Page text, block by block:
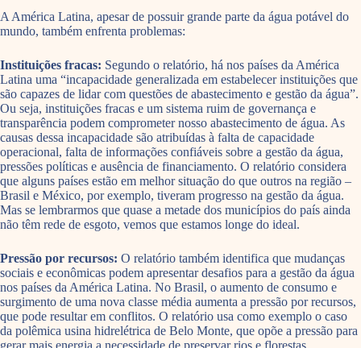
A América Latina, apesar de possuir grande parte da água potável do
mundo, também enfrenta problemas:
Instituições fracas: Segundo o relatório, há nos países da América
Latina uma “incapacidade generalizada em estabelecer instituições que
são capazes de lidar com questões de abastecimento e gestão da água”.
Ou seja, instituições fracas e um sistema ruim de governança e
transparência podem comprometer nosso abastecimento de água. As
causas dessa incapacidade são atribuídas à falta de capacidade
operacional, falta de informações confiáveis sobre a gestão da água,
pressões políticas e ausência de financiamento. O relatório considera
que alguns países estão em melhor situação do que outros na região –
Brasil e México, por exemplo, tiveram progresso na gestão da água.
Mas se lembrarmos que quase a metade dos municípios do país ainda
não têm rede de esgoto, vemos que estamos longe do ideal.
Pressão por recursos: O relatório também identifica que mudanças
sociais e econômicas podem apresentar desafios para a gestão da água
nos países da América Latina. No Brasil, o aumento de consumo e
surgimento de uma nova classe média aumenta a pressão por recursos,
que pode resultar em conflitos. O relatório usa como exemplo o caso
da polêmica usina hidrelétrica de Belo Monte, que opõe a pressão para